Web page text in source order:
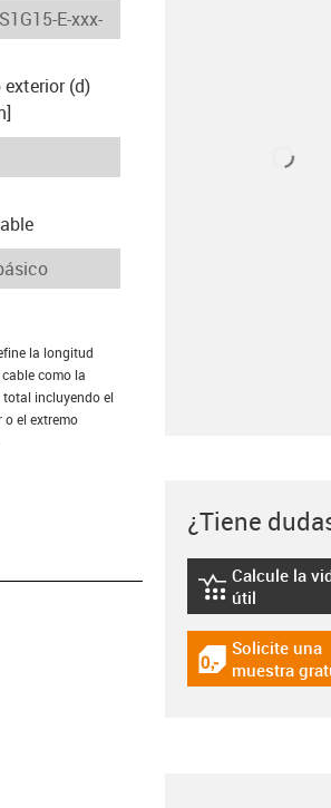
(d)
infola longitud
como la
incluyendo el
o el extremo
¿Tiene
igus-icon-
Calcule la
útil
igus-icon-
Solicite una
muestra